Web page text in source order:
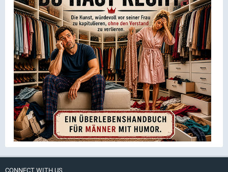
CONNECT WITH US